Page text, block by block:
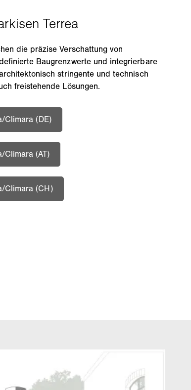
die präzise Verschattung von
Baugrenzwerte und integrierbare
stringente und technisch
freistehende Lösungen.